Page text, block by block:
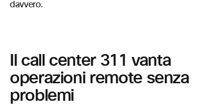
davvero.
Il call center 311 vanta
operazioni remote senza
problemi